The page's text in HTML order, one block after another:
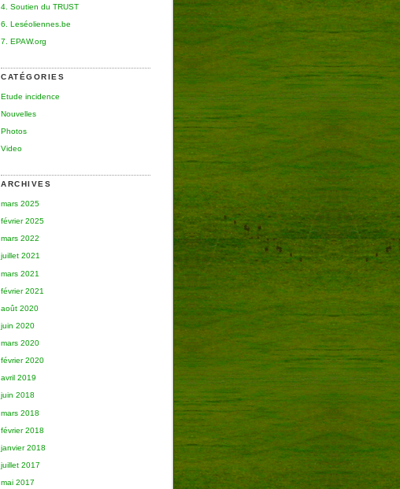
4. Soutien du TRUST
6. Leséoliennes.be
7. EPAW.org
CATÉGORIES
Etude incidence
Nouvelles
Photos
Video
ARCHIVES
mars 2025
février 2025
mars 2022
juillet 2021
mars 2021
février 2021
août 2020
juin 2020
mars 2020
février 2020
avril 2019
juin 2018
mars 2018
février 2018
janvier 2018
juillet 2017
mai 2017